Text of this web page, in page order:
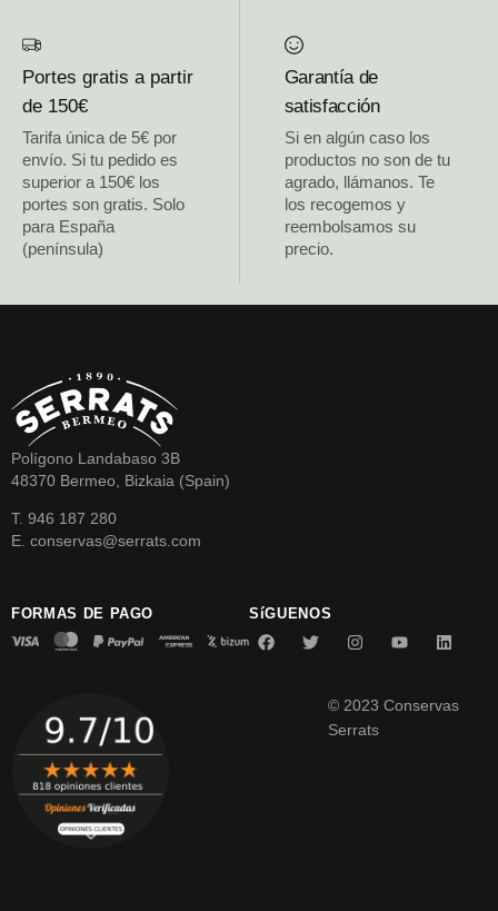
Portes gratis a partir
de 150€
Tarifa única de 5€ por
envío. Si tu pedido es
superior a 150€ los
portes son gratis. Solo
para España
(península)
Garantía de
satisfacción
Si en algún caso los
productos no son de tu
agrado, llámanos. Te
los recogemos y
reembolsamos su
precio.
Polígono Landabaso 3B
48370 Bermeo, Bizkaia (Spain)
T. 946 187 280
E. conservas@serrats.com
FORMAS DE PAGO SíGUENOS
© 2023 Conservas
Serrats